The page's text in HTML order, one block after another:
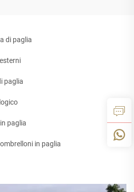
di paglia
paglia
paglia
in paglia